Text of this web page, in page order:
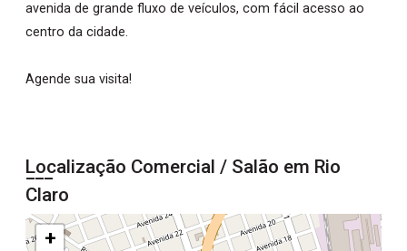
avenida de grande fluxo de veículos, com fácil acesso ao
centro da cidade.
Agende sua visita!
Localização Comercial / Salão em Rio
Claro
+